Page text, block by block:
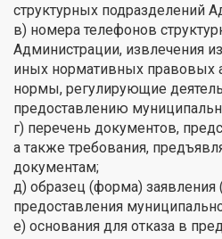
структурных подразделений
в) номера телефонов
Администрации, извлечения
иных нормативных правовых
нормы, регулирующие
предоставлению
г) перечень документов,
а также требования,
документам;
д) образец (форма)
предоставления
е) основания для отказа в